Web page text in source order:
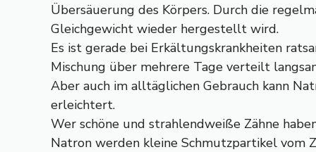
Übersäuerung des Körpers. Durch die
Gleichgewicht wieder hergestellt wird.
Es ist gerade bei Erkältungskrankheiten
Mischung über mehrere Tage verteilt
Aber auch im alltäglichen Gebrauch kann
erleichtert.
Wer schöne und strahlendweiße Zähne
Natron werden kleine Schmutzpartikel vom